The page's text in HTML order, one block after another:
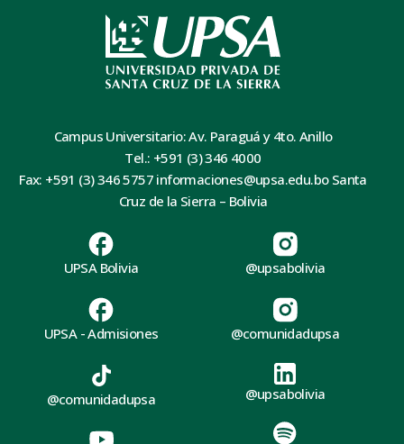
Campus Universitario: Av. Paraguá y 4to. Anillo
Tel.: +591 (3) 346 4000
Fax: +591 (3) 346 5757 informaciones@upsa.edu.bo Santa
Cruz de la Sierra – Bolivia
UPSA Bolivia
UPSA - Admisiones
@upsabolivia
@comunidadupsa
@comunidadupsa @upsabolivia